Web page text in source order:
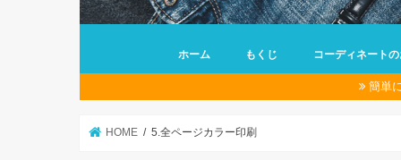
ホーム もくじ コーディネート
簡単
HOME 5.全ページカラー印刷